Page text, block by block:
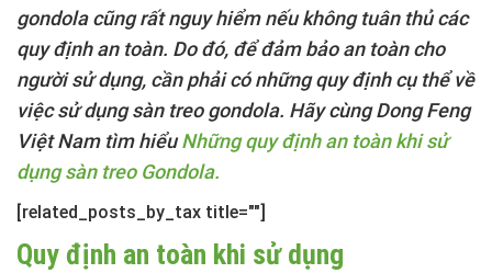
gondola cũng rất nguy hiểm nếu không tuân thủ các
quy định an toàn. Do đó, để đảm bảo an toàn cho
người sử dụng, cần phải có những quy định cụ thể về
việc sử dụng sàn treo gondola. Hãy cùng Dong Feng
Việt Nam tìm hiểuNhững quy định an toàn khi sử
dụng sàn treo Gondola.
[related_posts_by_tax title=""]
Quy định an toàn khi sử dụng